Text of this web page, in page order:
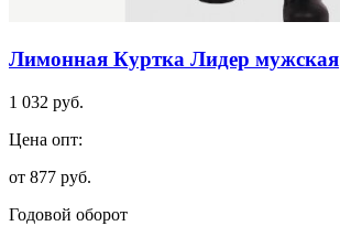
Лимонная Куртка Лидер мужская
1 032 руб.
Цена опт:
от 877 руб.
Годовой оборот